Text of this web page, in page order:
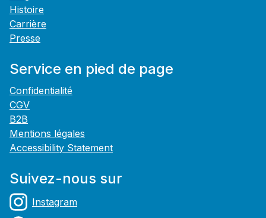
Histoire
Carrière
Presse
Service en pied de page
Confidentialité
CGV
B2B
Mentions légales
Accessibility Statement
Suivez-nous sur
Instagram